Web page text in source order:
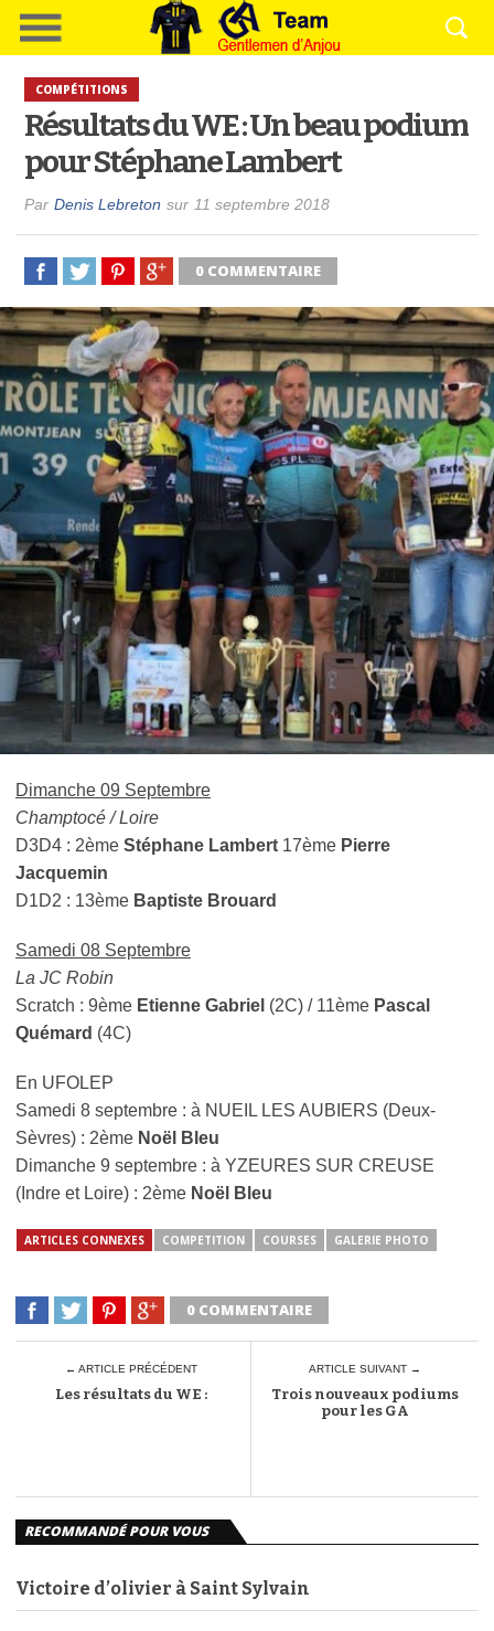
COMPÉTITIONS
Résultats du WE : Un beau podium
pour Stéphane Lambert
Par Denis Lebreton sur 11 septembre 2018
0 COMMENTAIRE
Dimanche 09 Septembre
Champtocé / Loire
D3D4 : 2ème Stéphane Lambert 17ème Pierre
Jacquemin
D1D2 : 13ème Baptiste Brouard
Samedi 08 Septembre
La JC Robin
Scratch : 9ème Etienne Gabriel (2C) / 11ème Pascal
Quémard (4C)
En UFOLEP
Samedi 8 septembre : à NUEIL LES AUBIERS (Deux-
Sèvres) : 2ème Noël Bleu
Dimanche 9 septembre : à YZEURES SUR CREUSE
(Indre et Loire) : 2ème Noël Bleu
ARTICLES CONNEXES COMPETITION COURSES GALERIE PHOTO
0 COMMENTAIRE
← ARTICLE PRÉCÉDENT
Les résultats du WE :
ARTICLE SUIVANT →
Trois nouveaux podiums
pour les GA
RECOMMANDÉ POUR VOUS
Victoire d’olivier à Saint Sylvain